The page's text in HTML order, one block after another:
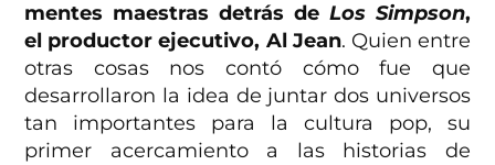
mentes maestras detrás de Los Simpson,
el productor ejecutivo, Al Jean. Quien entre
otras cosas nos contó cómo fue que
desarrollaron la idea de juntar dos universos
tan importantes para la cultura pop, su
primer acercamiento a las historias de